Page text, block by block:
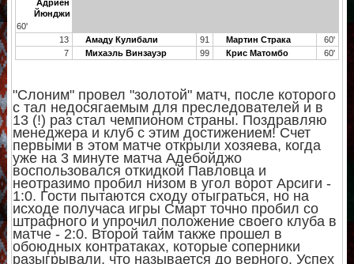
Адриен
Йюнджи
60'
13
Амаду Кулибали 91 Мартин Страка
60'
7
Михаэль Винзауэр 99 Крис Матомбо 60'
"Слоним" провел "золотой" матч, после которого
с тал недосягаемым для преследователей и в
13 (!) раз стал чемпионом страны. Поздравляю
менеджера и клуб с этим достижением! Счет
первыми в этом матче открыли хозяева, когда
уже на 3 минуте матча Адебойджо
воспользовался откидкой Павловца и
неотразимо пробил низом в угол ворот Арсиги -
1:0. Гости пытаются сходу отыграться, но на
исходе получаса игры Смарт точно пробил со
штрафного и упрочил положение своего клуба в
матче - 2:0. Второй тайм также прошел в
обоюдных контратаках, которые соперники
разыгрывали, что называется до верного. Успех